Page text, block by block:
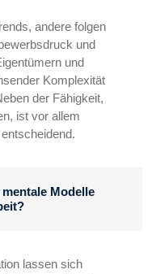
andere folgen
und
und
Komplexität
der Fähigkeit,
ist vor allem
Modelle
lassen sich